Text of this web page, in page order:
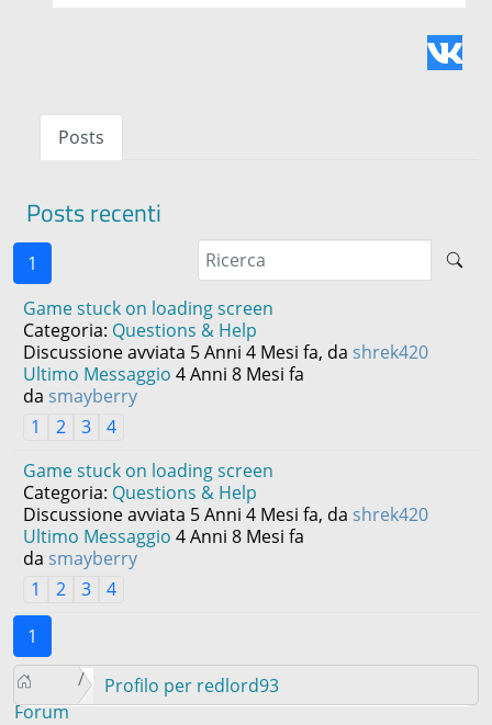
Posts
Posts recenti
1
Game stuck on loading screen
Categoria: Questions & Help
Discussione avviata 5 Anni 4 Mesi fa, da shrek420
Ultimo Messaggio 4 Anni 8 Mesi fa
da smayberry
1
2 3
4
Game stuck on loading screen
Categoria: Questions & Help
Discussione avviata 5 Anni 4 Mesi fa, da shrek420
Ultimo Messaggio 4 Anni 8 Mesi fa
da smayberry
1
2 3
4
1
Forum
Profilo per redlord93